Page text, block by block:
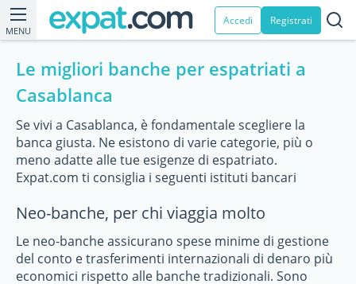
MENU
Accedi Registrati
Le migliori banche per espatriati a
Casablanca
Se vivi a Casablanca, è fondamentale scegliere la
banca giusta. Ne esistono di varie categorie, più o
meno adatte alle tue esigenze di espatriato.
Expat.com ti consiglia i seguenti istituti bancari
Neo-banche, per chi viaggia molto
Le neo-banche assicurano spese minime di gestione
del conto e trasferimenti internazionali di denaro più
economici rispetto alle banche tradizionali. Sono